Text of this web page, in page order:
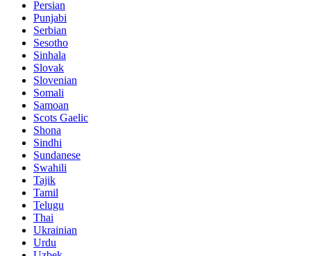
Persian
Punjabi
Serbian
Sesotho
Sinhala
Slovak
Slovenian
Somali
Samoan
Scots Gaelic
Shona
Sindhi
Sundanese
Swahili
Tajik
Tamil
Telugu
Thai
Ukrainian
Urdu